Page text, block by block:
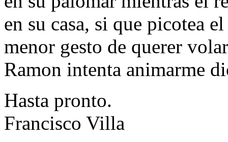
en su casa, si que picotea
menor gesto de querer
Ramon intenta animarme
Hasta pronto.
Francisco Villa